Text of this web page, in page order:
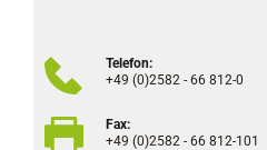
Telefon:
+49 (0)2582 - 66 812-0
Fax:
+49 (0)2582 - 66 812-101